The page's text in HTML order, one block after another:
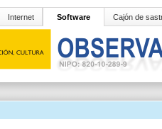
Internet Software Cajón de